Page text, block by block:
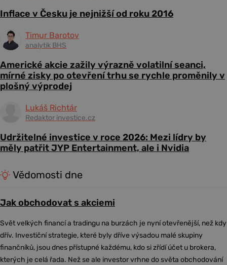
Inflace v Česku je nejnižší od roku 2016
Timur Barotov
analytik BHS
Americké akcie zažily výrazně volatilní seanci,
mírné zisky po otevření trhu se rychle proměnily v
plošný výprodej
Lukáš Richtár
Redaktor investice.cz
Udržitelné investice v roce 2026: Mezi lídry by
měly patřit JYP Entertainment, ale i Nvidia
Vědomosti dne
Jak obchodovat s akciemi
Svět velkých financí a tradingu na burzách je nyní otevřenější, než kdy
dřív. Investiční strategie, které byly dříve výsadou malé skupiny
finančníků, jsou dnes přístupné každému, kdo si zřídí účet u brokera,
kterých je celá řada. Než se ale investor vrhne do světa obchodování